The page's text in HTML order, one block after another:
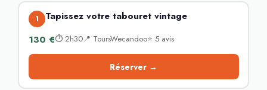
1
Tapissez votre tabouret vintage
130 €⏱ 2h30📍 ToursWecandoo⭐ 5 avis
Réserver →